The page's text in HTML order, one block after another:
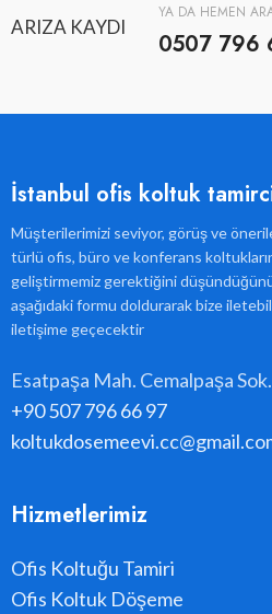
ARIZA KAYDI
YA DA HEMEN
0507 796
İstanbul ofis koltuk
Müşterilerimizi seviyor, görüş ve
türlü ofis, büro ve konferans
geliştirmemiz gerektiğini
aşağıdaki formu doldurarak bize
iletişime geçecektir
Esatpaşa Mah. Cemalpaşa
+90 507 796 66 97
Hizmetlerimiz
Ofis Koltuğu Tamiri
Ofis Koltuk Döşeme